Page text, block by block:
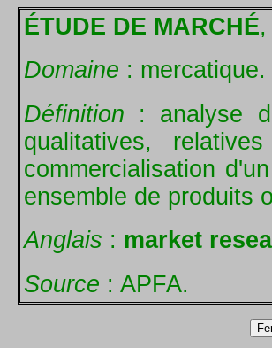
ÉTUDE DE MARCHÉ
Domaine : mercatique.
Définition : analyse
qualitatives,
commercialisation
ensemble de produits
Anglais : market
Source : APFA.